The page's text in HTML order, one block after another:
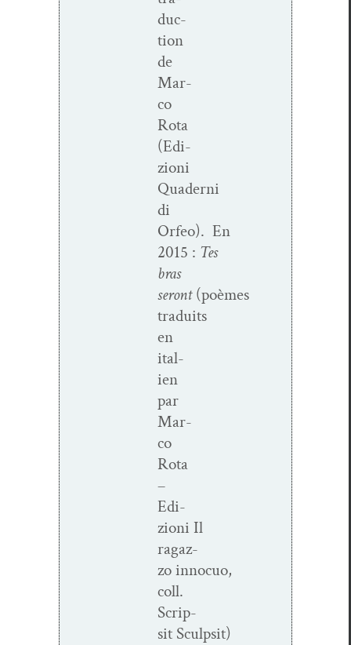
duc­
tion
de
Mar­
co
Rota
(Edi­
zioni
Quaderni
di
Orfeo). En
2015 : Tes
bras
seront(poèmes
traduits
en
ital­
ien
par
Mar­
co
Rota
–
Edi­
zioni Il
ragaz­
zo innocuo,
coll.
Scrip­
sit Sculpsit)